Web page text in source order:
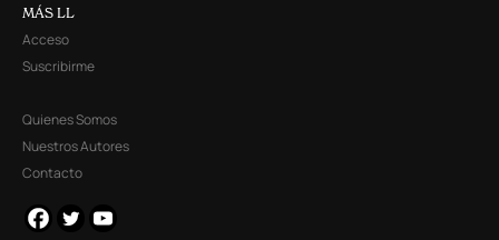
MÁS LL
Acceso
Suscribirme
Quienes Somos
Nuestros Autores
Contacto